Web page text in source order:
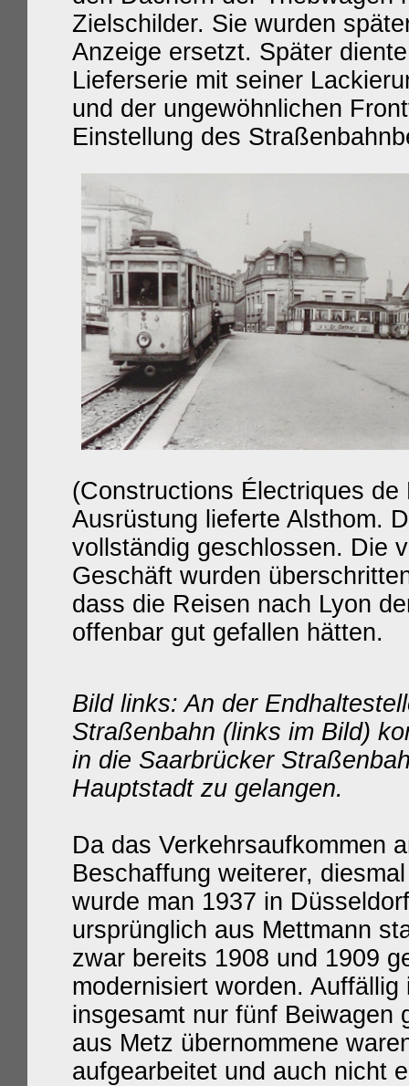
Zielschilder. Sie wurden
Anzeige ersetzt. Später
Lieferserie mit seiner
und der ungewöhnlichen
Einstellung des
(Constructions Électriques
Ausrüstung lieferte Alsthom.
vollständig geschlossen. Die
Geschäft wurden
dass die Reisen nach Lyon
offenbar gut gefallen hätten.
Bild links: An der
Straßenbahn (links im Bild)
in die Saarbrücker
Hauptstadt zu gelangen.
Da das Verkehrsaufkommen
Beschaffung weiterer,
wurde man 1937 in
ursprünglich aus Mettmann
zwar bereits 1908 und 1909
modernisiert worden.
insgesamt nur fünf Beiwagen
aus Metz übernommene
aufgearbeitet und auch nicht